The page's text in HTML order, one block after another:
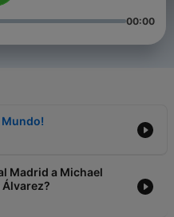
00:00
Mundo!
Madrid a Michael
Álvarez?